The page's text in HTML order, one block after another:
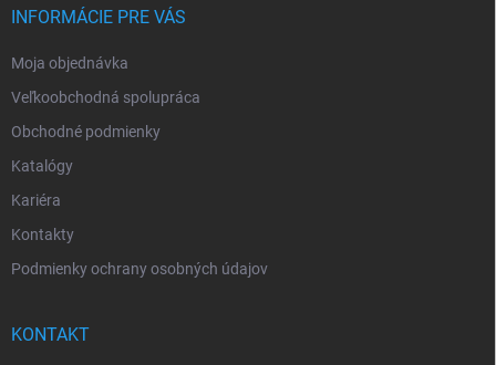
INFORMÁCIE PRE VÁS
Moja objednávka
Veľkoobchodná spolupráca
Obchodné podmienky
Katalógy
Kariéra
Kontakty
Podmienky ochrany osobných údajov
KONTAKT